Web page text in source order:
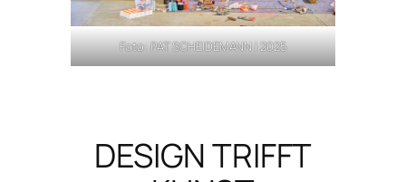
Foto: PAT SCHEIDEMANN | 2025
DESIGN TRIFFT